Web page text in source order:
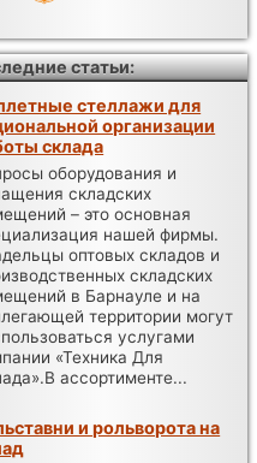
статьи:
стеллажи для
организации
склада
оборудования и
складских
– это основная
нашей фирмы.
оптовых складов и
складских
в Барнауле и на
территории могут
услугами
«Техника Для
ассортименте...
и рольворота на